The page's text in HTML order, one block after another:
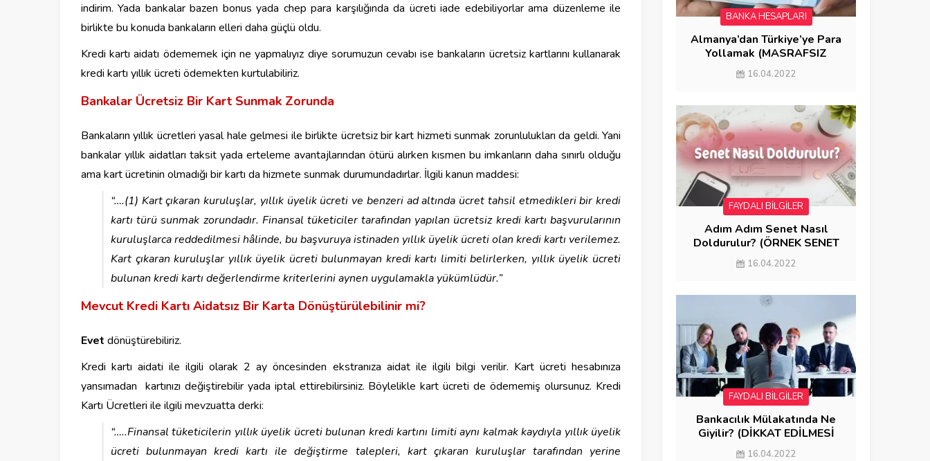
indirim. Yada bankalar bazen bonus yada chep para karşılığında da ücreti iade edebiliyorlar ama düzenleme ile
birlikte bu konuda bankaların elleri daha güçlü oldu.
Kredi kartı aidatı ödememek için ne yapmalıyız diye sorumuzun cevabı ise bankaların ücretsiz kartlarını kullanarak
kredi kartı yıllık ücreti ödemekten kurtulabiliriz.
Bankalar Ücretsiz Bir Kart Sunmak Zorunda
Bankaların yıllık ücretleri yasal hale gelmesi ile birlikte ücretsiz bir kart hizmeti sunmak zorunlulukları da geldi. Yani
bankalar yıllık aidatları taksit yada erteleme avantajlarından ötürü alırken kısmen bu imkanların daha sınırlı olduğu
ama kart ücretinin olmadığı bir kartı da hizmete sunmak durumundadırlar. İlgili kanun maddesi:
“….(1) Kart çıkaran kuruluşlar, yıllık üyelik ücreti ve benzeri ad altında ücret tahsil etmedikleri bir kredi
kartı türü sunmak zorundadır. Finansal tüketiciler tarafından yapılan ücretsiz kredi kartı başvurularının
kuruluşlarca reddedilmesi hâlinde, bu başvuruya istinaden yıllık üyelik ücreti olan kredi kartı verilemez.
Kart çıkaran kuruluşlar yıllık üyelik ücreti bulunmayan kredi kartı limiti belirlerken, yıllık üyelik ücreti
bulunan kredi kartı değerlendirme kriterlerini aynen uygulamakla yükümlüdür.”
Mevcut Kredi Kartı Aidatsız Bir Karta Dönüştürülebilinir mi?
Evet dönüştürebiliriz.
Kredi kartı aidati ile ilgili olarak 2 ay öncesinden ekstranıza aidat ile ilgili bilgi verilir. Kart ücreti hesabınıza
yansımadan kartınızı değiştirebilir yada iptal ettirebilirsiniz. Böylelikle kart ücreti de ödememiş olursunuz. Kredi
Kartı Ücretleri ile ilgili mevzuatta derki:
“…..Finansal tüketicilerin yıllık üyelik ücreti bulunan kredi kartını limiti aynı kalmak kaydıyla yıllık üyelik
ücreti bulunmayan kredi kartı ile değiştirme talepleri, kart çıkaran kuruluşlar tarafından yerine
BANKA HESAPLARI
Almanya’dan Türkiye’ye Para
Yollamak (MASRAFSIZ
GÖNDERME)
16.04.2022
FAYDALI BİLGİLER
Adım Adım Senet Nasıl
Doldurulur? (ÖRNEK SENET
DOLDURMA)
16.04.2022
FAYDALI BİLGİLER
Bankacılık Mülakatında Ne
Giyilir? (DİKKAT EDİLMESİ
GEREKENLER)
16.04.2022